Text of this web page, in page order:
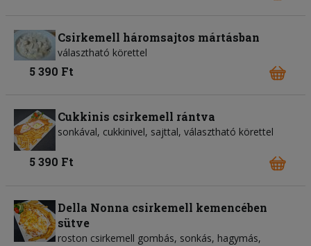
Csirkemell háromsajtos mártásban
választható körettel
5 390 Ft
Cukkinis csirkemell rántva
sonkával, cukkinivel, sajttal, választható körettel
5 390 Ft
Della Nonna csirkemell kemencében
sütve
roston csirkemell gombás, sonkás, hagymás,